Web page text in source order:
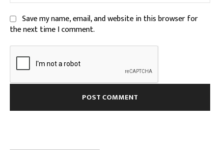
Save my name, email, and website in this browser for
the next time I comment.